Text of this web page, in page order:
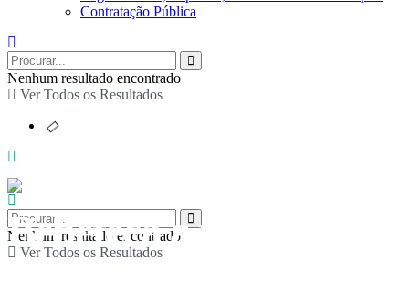
Contratação Pública
Nenhum resultado encontrado
Ver Todos os Resultados
Nenhum resultado encontrado
Ver Todos os Resultados
Bebeteca a partir do